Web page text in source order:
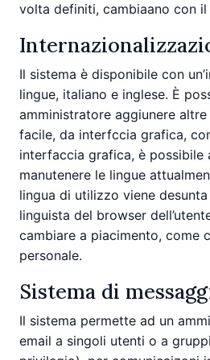
volta definiti, cambiaano con
Il sistema è disponibile con
lingue, italiano e inglese. È
amministratore aggiunere
facile, da interfccia grafica,
interfaccia grafica, è possibile
manutenere le lingue
lingua di utilizzo viene
linguista del browser
cambiare a piacimento, come
personale.
Sistema di
Il sistema permette ad un
email a singoli utenti o a